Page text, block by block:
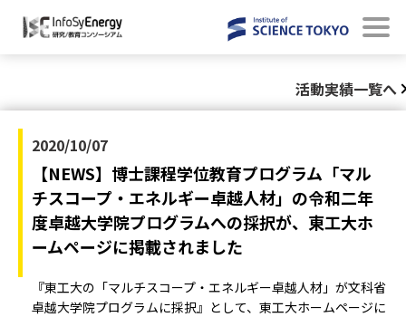
活動実績一覧へ
2020/10/07
【NEWS】博士課程学位教育プログラム「マル
チスコープ・エネルギー卓越人材」の令和二年
度卓越大学院プログラムへの採択が、東工大ホ
ームページに掲載されました
『東工大の「マルチスコープ・エネルギー卓越人材」が文科省
卓越大学院プログラムに採択』として、東工大ホームページに